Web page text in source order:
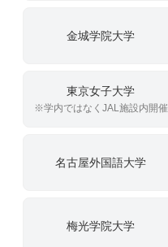
金城学院大学
東京女子大学
※学内ではなくJAL施設内開催
名古屋外国語大学
梅光学院大学